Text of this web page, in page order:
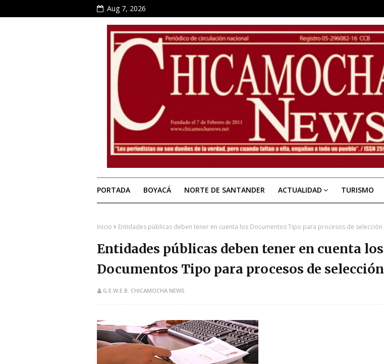
Aug 7, 2026
PORTADA BOYACÁ NORTE DE SANTANDER ACTUALIDAD TURISMO
Inicio Entidades públicas deben tener en cuenta los Documentos Tipo para procesos de selección
Entidades públicas deben tener en cuenta los
Documentos Tipo para procesos de selección
G.E.W.E.B. CHICAMOCHA NEWS